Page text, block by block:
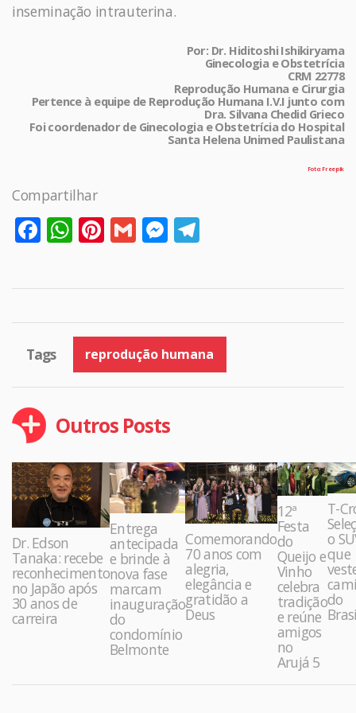
inseminação intrauterina.
Por: Dr. Hiditoshi Ishikiryama
Ginecologia e Obstetrícia
CRM 22778
Reprodução Humana e Cirurgia
Pertence à equipe de Reprodução Humana I.V.I junto com
Dra. Silvana Chedid Grieco
Foi coordenador de Ginecologia e Obstetrícia do Hospital
Santa Helena Unimed Paulistana
Foto: Freepik
Compartilhar
Facebook
WhatsApp
Pinterest
GmailMessenger
Tags reprodução humana
Outros Posts
Dr. Edson
Tanaka: recebe
reconhecimento
no Japão após
30 anos de
carreira
Entrega
antecipada
e brinde à
nova fase
marcam
inauguração
do
condomínio
Belmonte
Comemorando
70 anos com
alegria,
elegância e
gratidão a
Deus
12ª
Festa
do
Queijo e
Vinho
celebra
tradição
e reúne
amigos
no
Arujá 5
T-
o
que
do